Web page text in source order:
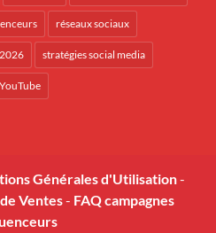
réseaux sociaux
stratégies social media
YouTube
Générales d'Utilisation-
Ventes- FAQ campagnes